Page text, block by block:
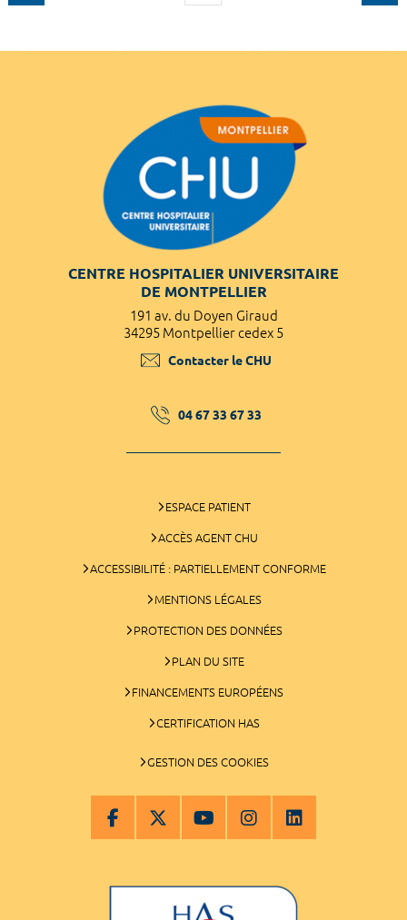
CENTRE HOSPITALIER UNIVERSITAIRE
DE MONTPELLIER
191 av. du Doyen Giraud
34295 Montpellier cedex 5
Contacter le CHU
04 67 33 67 33
ESPACE PATIENT
ACCÈS AGENT CHU
ACCESSIBILITÉ : PARTIELLEMENT CONFORME
MENTIONS LÉGALES
PROTECTION DES DONNÉES
PLAN DU SITE
FINANCEMENTS EUROPÉENS
CERTIFICATION HAS
GESTION DES COOKIES